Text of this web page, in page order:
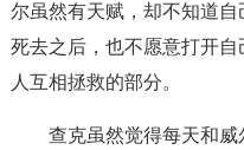
尔虽然有天赋，却不知道
死去之后，也不愿意打开
人互相拯救的部分。
查克虽然觉得每天和